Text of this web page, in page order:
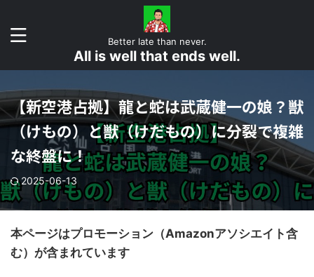
Better late than never.
All is well that ends well.
【新空港占拠】龍と蛇は武蔵健一の娘？獣
（けもの）と獣（けだもの）に分裂で複雑
な終盤に！
2025-06-13
本ページはプロモーション（Amazonアソシエイト含
む）が含まれています